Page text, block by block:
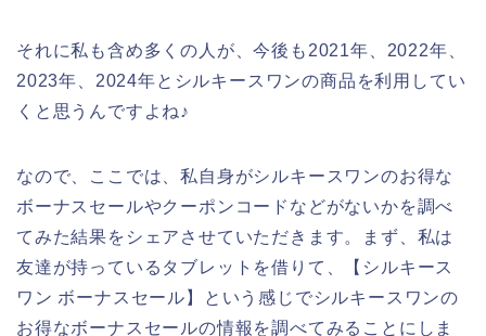
それに私も含め多くの人が、今後も2021年、2022年、
2023年、2024年とシルキースワンの商品を利用してい
くと思うんですよね♪
なので、ここでは、私自身がシルキースワンのお得な
ボーナスセールやクーポンコードなどがないかを調べ
てみた結果をシェアさせていただきます。まず、私は
友達が持っているタブレットを借りて、【シルキース
ワン ボーナスセール】という感じでシルキースワンの
お得なボーナスセールの情報を調べてみることにしま